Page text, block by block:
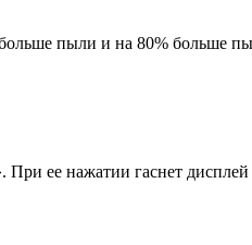
пыли и на 80% больше
ее нажатии гаснет